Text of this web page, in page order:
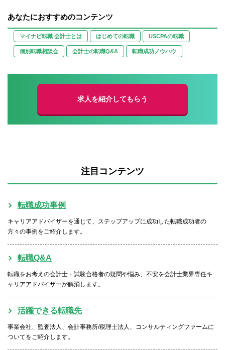
あなたにおすすめのコンテンツ
マイナビ転職 会計士とは はじめての転職 USCPAの転職
個別転職相談会 会計士の転職Q&A 転職成功ノウハウ
求人を紹介してもらう
注目コンテンツ
転職成功事例
キャリアアドバイザーを通じて、ステップアップに成功した転職成功者の
方々の事例をご紹介します。
転職Q&A
転職をお考えの会計士・試験合格者の疑問や悩み、不安を会計士業界専任キ
ャリアアドバイザーが解消します。
活躍できる転職先
事業会社、監査法人、会計事務所/税理士法人、コンサルティングファームに
ついてをご紹介します。